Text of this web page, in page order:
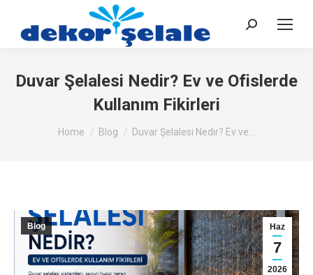
Search:
Duvar Şelalesi Nedir? Ev ve Ofislerde
Kullanım Fikirleri
You are here:
Home Blog Duvar Şelalesi Nedir? Ev ve…
Haz
7
2026
Blog